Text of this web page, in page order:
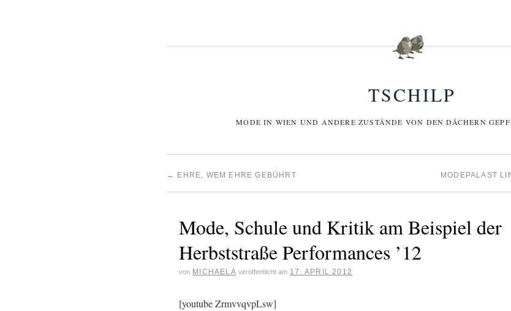
TSCHILP
MODE IN WIEN UND ANDERE ZUSTÄNDE VON DEN DÄCHERN
← EHRE, WEM EHRE GEBÜHRT MODEPALAST
Mode, Schule und Kritik am Beispiel der
Herbststraße Performances ’12
von MICHAELA veröffentlicht am 17. APRIL 2012
[youtube ZrmvvqvpLsw]